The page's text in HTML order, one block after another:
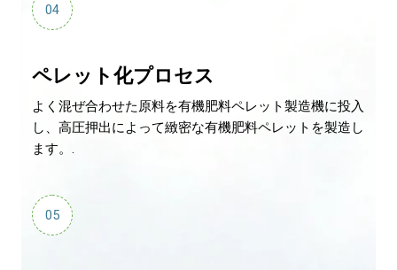
04
ペレット化プロセス
よく混ぜ合わせた原料を有機肥料ペレット製造機に投入
し、高圧押出によって緻密な有機肥料ペレットを製造し
ます。.
05